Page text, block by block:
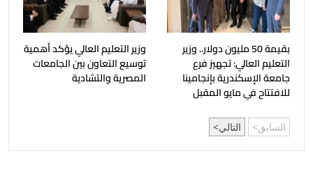
بقيمة 50 مليون دولار.. وزير
التعليم العالي: تجهيز فرع
جامعة الإسكندرية بإنجامينا
للافتتاح في مايو المقبل
وزير التعليم العالي يؤكد أهمية
توسيع التعاون بين الجامعات
المصرية والتشادية
السابق التالي